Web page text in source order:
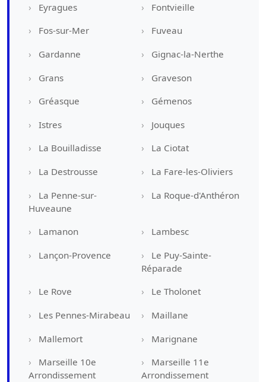
Eyragues
Fontvieille
Fos-sur-Mer
Fuveau
Gardanne
Gignac-la-Nerthe
Grans
Graveson
Gréasque
Gémenos
Istres
Jouques
La Bouilladisse
La Ciotat
La Destrousse
La Fare-les-Oliviers
La Penne-sur-
Huveaune
La Roque-d'Anthéron
Lamanon
Lambesc
Lançon-Provence
Le Puy-Sainte-
Réparade
Le Rove
Le Tholonet
Les Pennes-Mirabeau
Maillane
Mallemort
Marignane
Marseille 10e
Arrondissement
Marseille 11e
Arrondissement